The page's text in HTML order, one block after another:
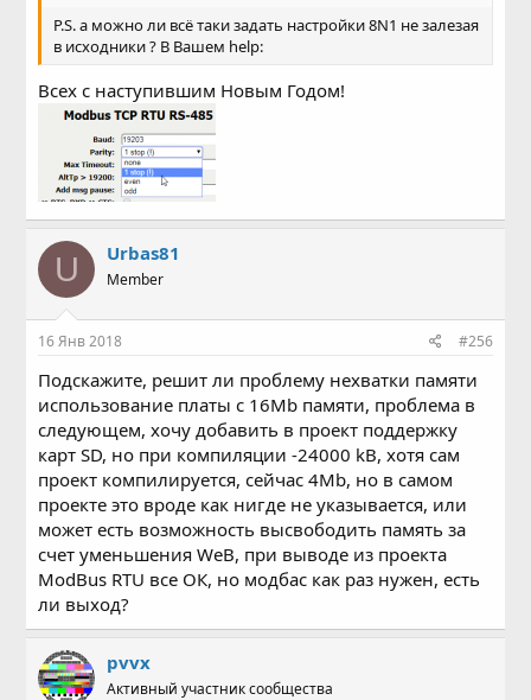
P.S. а можно ли всё таки задать настройки 8N1 не залезая
в исходники ? В Вашем help:
Всех с наступившим Новым Годом!
U Urbas81
Member
16 Янв 2018 #256
Подскажите, решит ли проблему нехватки памяти
использование платы с 16Mb памяти, проблема в
следующем, хочу добавить в проект поддержку
карт SD, но при компиляции -24000 kB, хотя сам
проект компилируется, сейчас 4Mb, но в самом
проекте это вроде как нигде не указывается, или
может есть возможность высвободить память за
счет уменьшения WeB, при выводе из проекта
ModBus RTU все ОК, но модбас как раз нужен, есть
ли выход?
pvvx
Активный участник сообщества